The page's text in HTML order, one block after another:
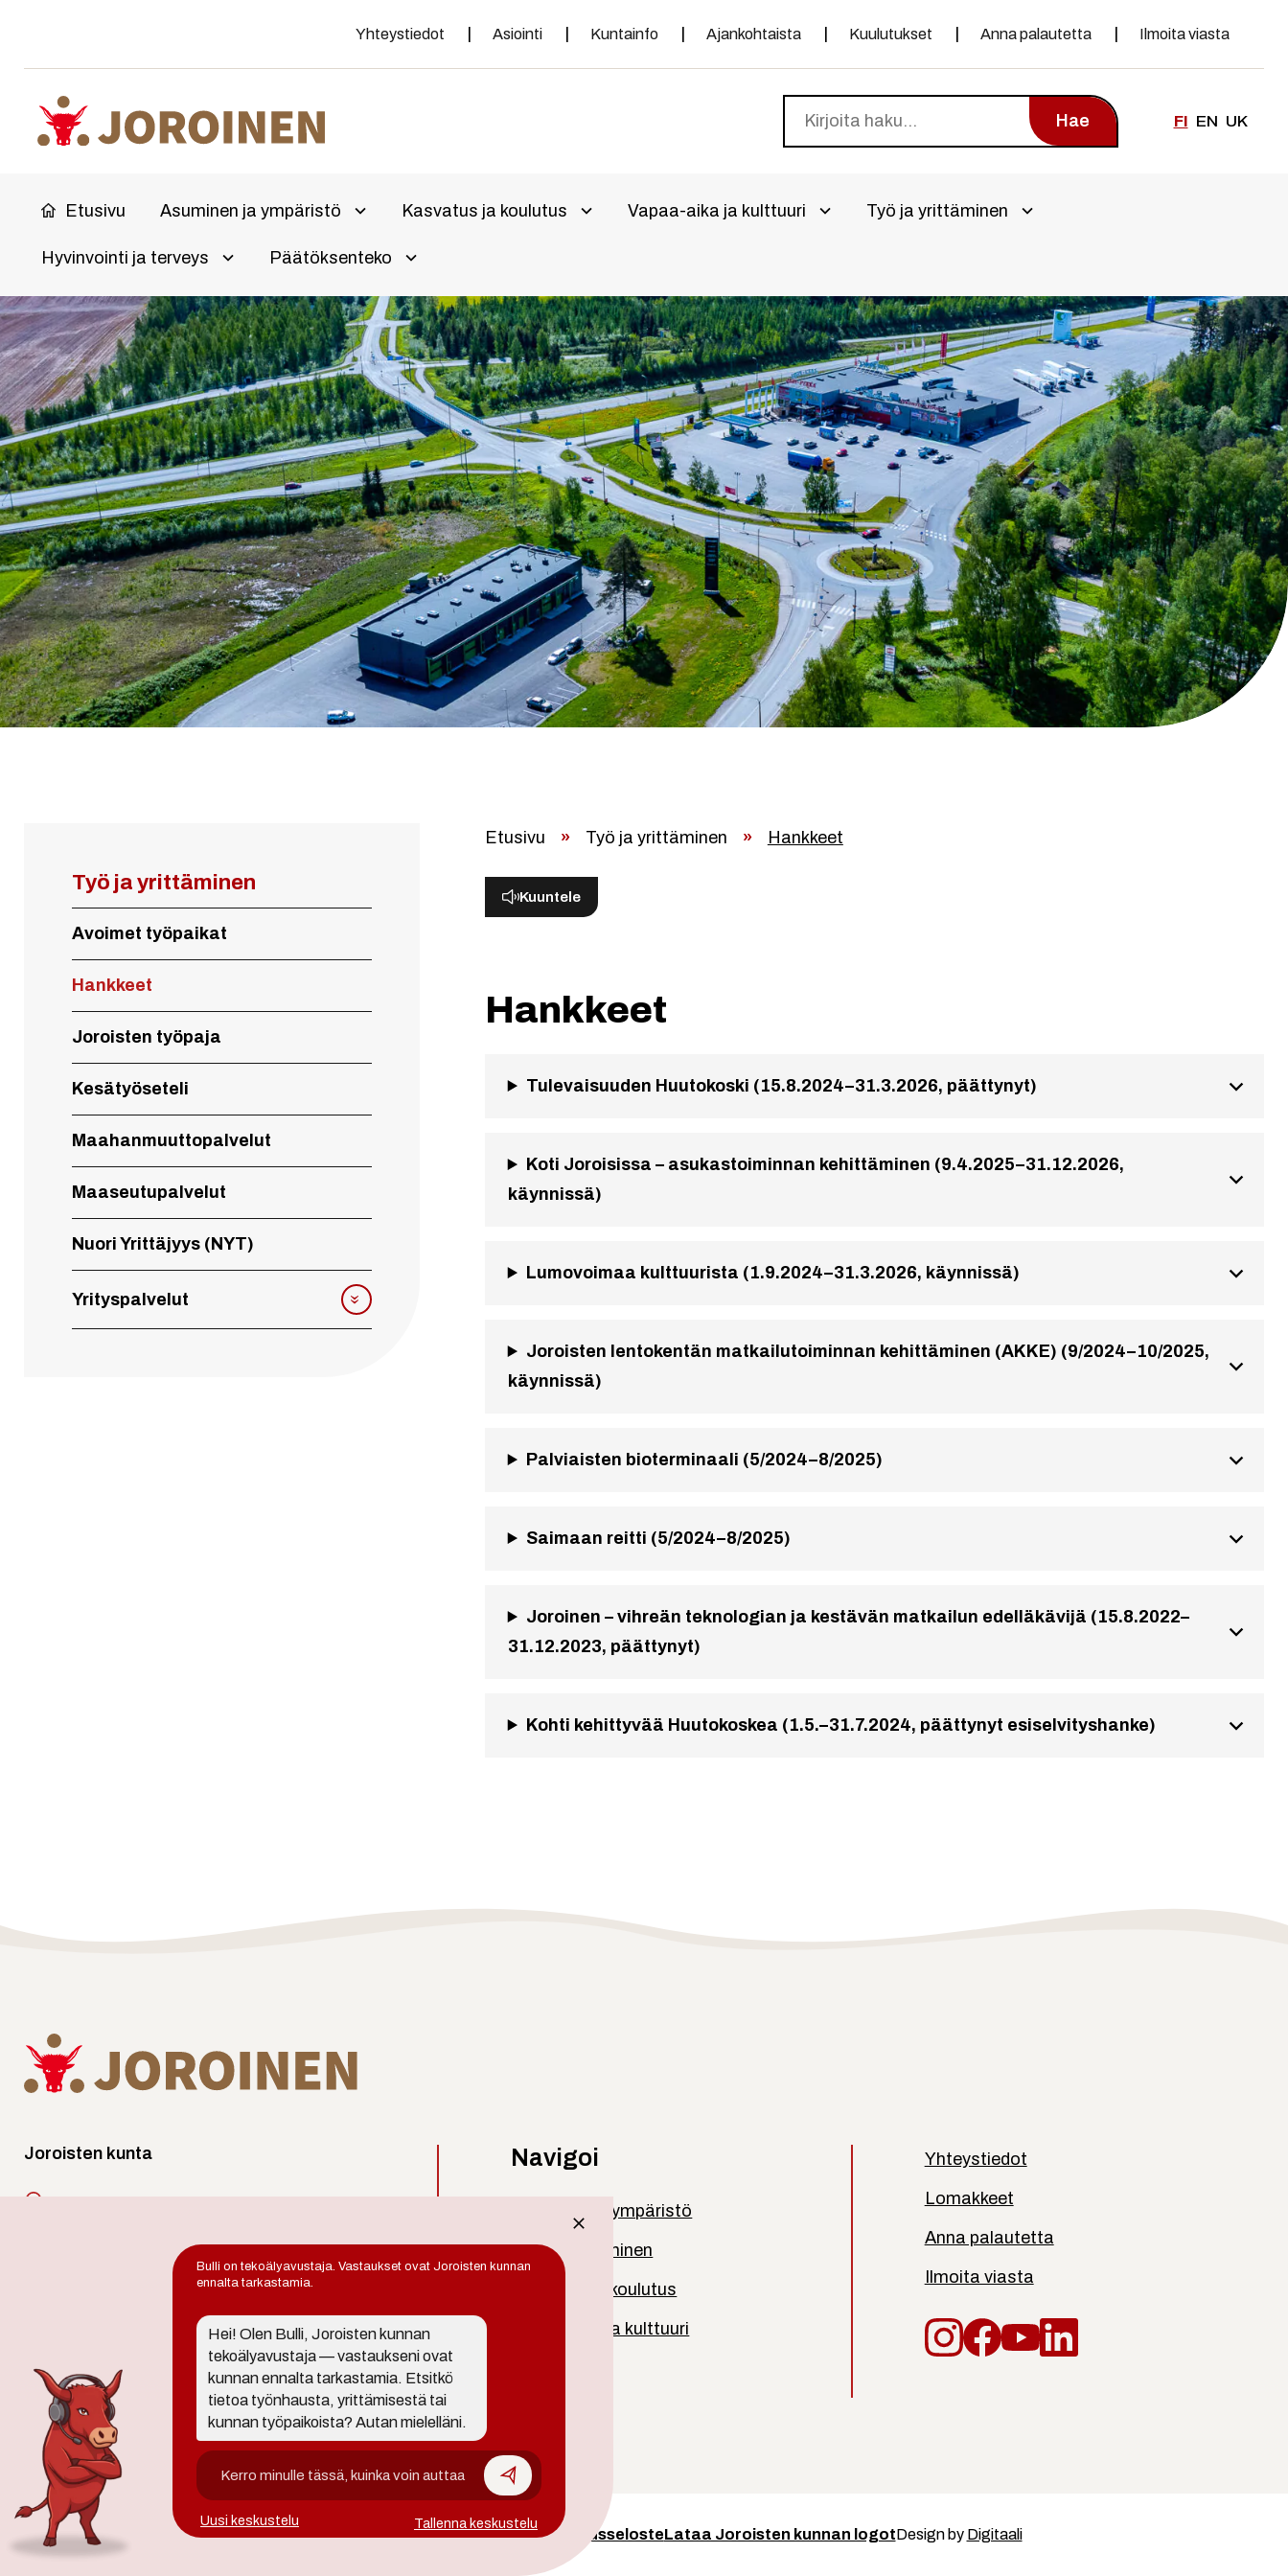
sisältöön
Yhteystiedot Asiointi Kuntainfo Ajankohtaista Kuulutukset Anna palautetta Ilmoita viasta
Hae FI EN UK
Etusivu Asuminen ja ympäristö Avaa alivalikko
Kasvatus ja koulutus Avaa alivalikko
Vapaa-aika ja kulttuuri Avaa alivalikko
Työ ja yrittäminen Avaa alivalikko
Hyvinvointi ja terveys Avaa alivalikko
Päätöksenteko Avaa alivalikko
Työ ja yrittäminen
Avoimet työpaikat
Hankkeet
Joroisten työpaja
Kesätyöseteli
Maahanmuuttopalvelut
Maaseutupalvelut
Nuori Yrittäjyys (NYT)
Yrityspalvelut
täällä:
Etusivu » Työ ja yrittäminen » Hankkeet
Kuuntele
Hankkeet
Tulevaisuuden Huutokoski (15.8.2024–31.3.2026, päättynyt)
Koti Joroisissa – asukastoiminnan kehittäminen (9.4.2025–31.12.2026,
käynnissä)
Lumovoimaa kulttuurista (1.9.2024–31.3.2026, käynnissä)
Joroisten lentokentän matkailutoiminnan kehittäminen (AKKE) (9/2024–10/2025,
käynnissä)
Palviaisten bioterminaali (5/2024–8/2025)
Saimaan reitti (5/2024–8/2025)
Joroinen – vihreän teknologian ja kestävän matkailun edelläkävijä (15.8.2022–
31.12.2023, päättynyt)
Kohti kehittyvää Huutokoskea (1.5.–31.7.2024, päättynyt esiselvityshanke)
Joroisten kunta
017 578 440
joroinen.kunta@joroinen.fi
avoinna arkisin 9 - 11 ja 12 - 15
Navigoi
Asuminen ja ympäristö
Työ ja yrittäminen
Kasvatus ja koulutus
Vapaa-aika ja kulttuuri
Yhteystiedot
Lomakkeet
Anna palautetta
Ilmoita viasta
Instagram
Facebook
YouTube
LinkedIn
EvästeetTietosuojaselosteSaavutettavuusselosteLataa Joroisten kunnan logotDesign by Digitaali
Bulli on tekoälyavustaja. Vastaukset ovat Joroisten kunnan
ennalta tarkastamia.
Hei! Olen Bulli, Joroisten kunnan
tekoälyavustaja — vastaukseni ovat
kunnan ennalta tarkastamia. Etsitkö
tietoa työnhausta, yrittämisestä tai
kunnan työpaikoista? Autan mielelläni.
Uusi keskustelu Tallenna keskustelu